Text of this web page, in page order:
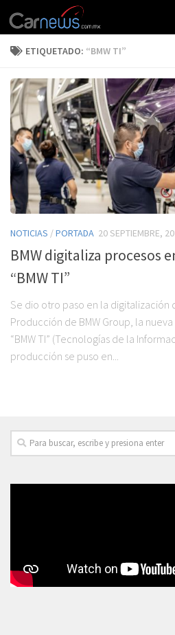
ETIQUETADO: “BMW TI”
NOTICIAS /PORTADA 20 SEPTIEMBRE,
BMW digitaliza procesos
“BMW TI”
Se dio otro paso en la digitalización
Producción de BMW Group, la
“BMW TI” (Tecnologías de la
producción se puso en...